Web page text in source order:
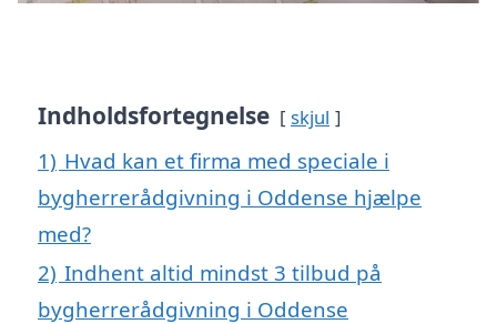
Indholdsfortegnelse skjul
1) Hvad kan et firma med speciale i
bygherrerådgivning i Oddense hjælpe
med?
2) Indhent altid mindst 3 tilbud på
bygherrerådgivning i Oddense